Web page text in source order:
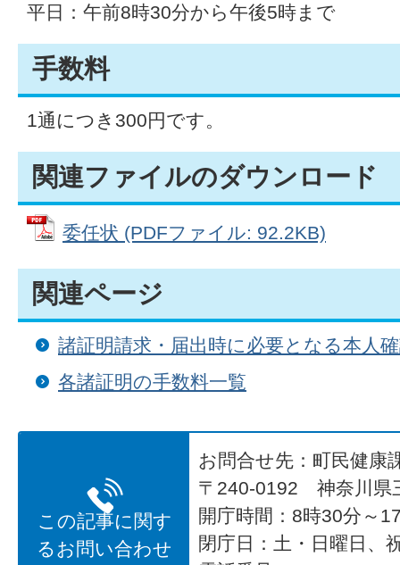
平日：午前8時30分から午後5時まで
手数料
1通につき300円です。
関連ファイルのダウンロード
委任状 (PDFファイル: 92.2KB)
関連ページ
諸証明請求・届出時に必要となる本人
各諸証明の手数料一覧
この記事に関す
るお問い合わせ
お問合せ先：町民健康
〒240-0192 神奈川県
開庁時間：8時30分～
閉庁日：土・日曜日、